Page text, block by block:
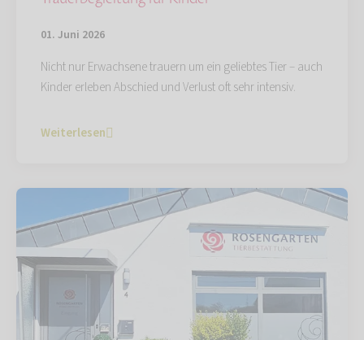
01. Juni 2026
Nicht nur Erwachsene trauern um ein geliebtes Tier – auch
Kinder erleben Abschied und Verlust oft sehr intensiv.
Weiterlesen